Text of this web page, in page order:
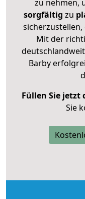
zu nehmen,
sorgfältig zu
Mit der
Barby
Füllen Sie jetzt
Sie